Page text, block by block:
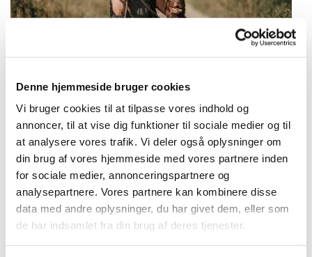
Denne hjemmeside bruger cookies
Vi bruger cookies til at tilpasse vores indhold og
annoncer, til at vise dig funktioner til sociale medier og til
at analysere vores trafik. Vi deler også oplysninger om
din brug af vores hjemmeside med vores partnere inden
for sociale medier, annonceringspartnere og
analysepartnere. Vores partnere kan kombinere disse
data med andre oplysninger, du har givet dem, eller som
de har indsamlet fra din brug af deres tjenester.
Om os
Vi åbnede butikken 1 maj 2010, efter jeg i nogle år havde arbejdet i en
dyrlægeklinink hvor råfodring var omdrejningspunktet. Dengang var
jeg selv ejer af en allergihund og havde dermed oplevet mange af de
problematikker som det giver at have en hund der ikke tåler
konventionel tørkost. På det tidspunkt var det hovedsagligt de syge